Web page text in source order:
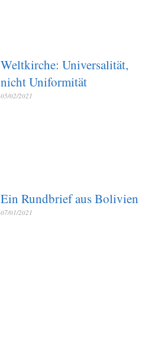
Weltkirche: Universalität,
nicht Uniformität
05/02/2021
Ein Rundbrief aus Bolivien
07/01/2021